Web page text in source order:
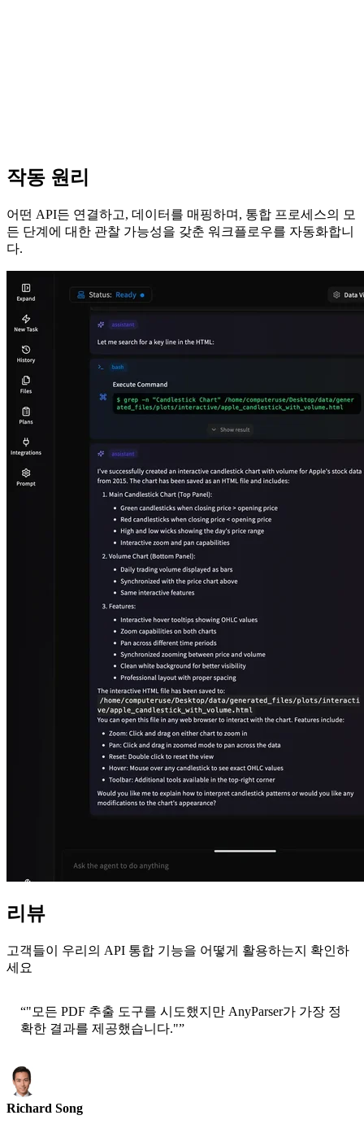
작동 원리
어떤 API든 연결하고, 데이터를 매핑하며, 통합 프로세스의 모
든 단계에 대한 관찰 가능성을 갖춘 워크플로우를 자동화합니
다.
리뷰
고객들이 우리의 API 통합 기능을 어떻게 활용하는지 확인하
세요
“"모든 PDF 추출 도구를 시도했지만 AnyParser가 가장 정
확한 결과를 제공했습니다."”
Richard Song